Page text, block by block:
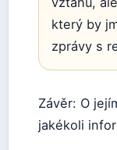
který by
zprávy s
Závěr: O
jakékoli